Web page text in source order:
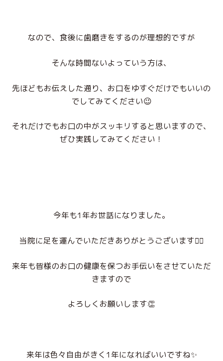
なので、食後に歯磨きをするのが理想的ですが
そんな時間ないよっていう方は、
先ほどもお伝えした通り、お口をゆすぐだけでもいいの
でしてみてください😉
それだけでもお口の中がスッキリすると思いますので、
ぜひ実践してみてください！
今年も1年お世話になりました。
当院に足を運んでいただきありがとうございます🙇‍♀️
来年も皆様のお口の健康を保つお手伝いをさせていただ
きますので
よろしくお願いします👏
来年は色々自由がきく1年になればいいですね✨